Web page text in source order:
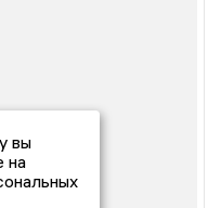
вы
на